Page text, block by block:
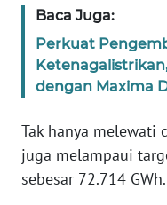
Baca Juga:
Perkuat
dengan Maxima
Tak hanya melewati
juga melampaui
sebesar 72.714 GWh.
News
WN
SUMUT
WN
JAKARTA